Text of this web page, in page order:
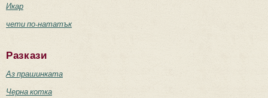
Икар
чети по-нататък
Разкази
Аз прашинката
Черна котка